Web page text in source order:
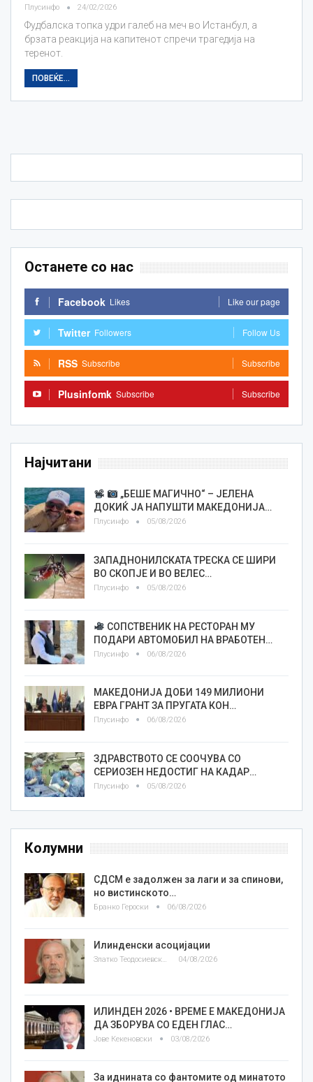
Плусинфо 24/02/2026
Фудбалска топка удри галеб на меч во Истанбул, а
брзата реакција на капитенот спречи трагедија на
теренот.
ПОВЕЌЕ...
Останете со нас
Facebook Likes Like our page
Twitter Followers Follow Us
RSS Subscribe Subscribe
Plusinfomk Subscribe Subscribe
Најчитани
„БЕШЕ МАГИЧНО“ – ЈЕЛЕНА
ДОКИЌ ЈА НАПУШТИ МАКЕДОНИЈА…
Плусинфо 05/08/2026
ЗАПАДНОНИЛСКАТА ТРЕСКА СЕ ШИРИ
ВО СКОПЈЕ И ВО ВЕЛЕС…
Плусинфо 05/08/2026
СОПСТВЕНИК НА РЕСТОРАН МУ
ПОДАРИ АВТОМОБИЛ НА ВРАБОТЕН…
Плусинфо 06/08/2026
МАКЕДОНИЈА ДОБИ 149 МИЛИОНИ
ЕВРА ГРАНТ ЗА ПРУГАТА КОН…
Плусинфо 06/08/2026
ЗДРАВСТВОТО СЕ СООЧУВА СО
СЕРИОЗЕН НЕДОСТИГ НА КАДАР…
Плусинфо 05/08/2026
Колумни
СДСМ е задолжен за лаги и за спинови,
но вистинското…
Бранко Героски 06/08/2026
Илинденски асоцијации
Златко Теодосиевски 04/08/2026
ИЛИНДЕН 2026 • ВРЕМЕ Е МАКЕДОНИЈА
ДА ЗБОРУВА СО ЕДЕН ГЛАС…
Јове Кекеновски 03/08/2026
За иднината со фантомите од минатото